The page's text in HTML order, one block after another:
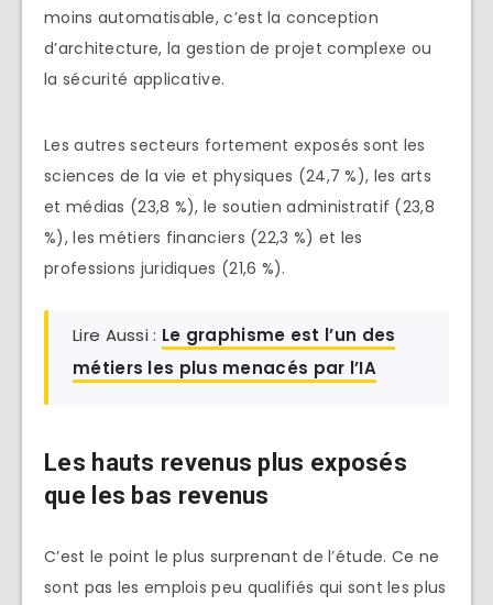
moins automatisable, c’est la conception
d’architecture, la gestion de projet complexe ou
la sécurité applicative.
Les autres secteurs fortement exposés sont les
sciences de la vie et physiques (24,7 %), les arts
et médias (23,8 %), le soutien administratif (23,8
%), les métiers financiers (22,3 %) et les
professions juridiques (21,6 %).
Lire Aussi : Le graphisme est l’un des
métiers les plus menacés par l’IA
Les hauts revenus plus exposés
que les bas revenus
C’est le point le plus surprenant de l’étude. Ce ne
sont pas les emplois peu qualifiés qui sont les plus